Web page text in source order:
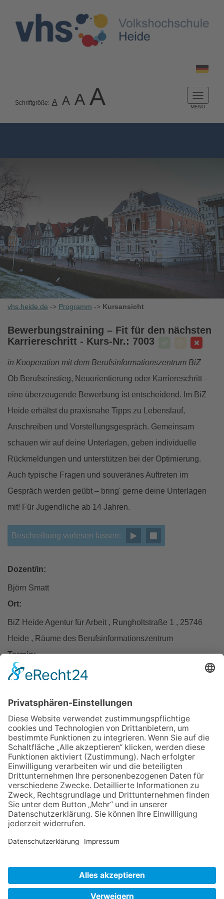
Schriftgröße: A A A A
vhs.heide.de -> Programm -> Kursansicht
Bewerbungstraining – Fit für den nächsten
Karriereschritt - Kurs-Nr.: 7003
in Kooperation mit dem Berufsinformationszentrum BiZ
Ob Berufseinstieg, Neuorientierung oder Karriereschritt –
eine überzeugende Bewerbung ist entscheidend. Im BiZ
Heide erhältst du praxisnahe Tipps zu Lebenslauf,
Anschreiben und Vorstellungsgespräch. Gemeinsam
schauen wir auf deine Unterlagen, geben individuelle
Rückmeldungen und unterstützen bei der Optimierung.
Auch typische Fragen und souveränes Auftreten im
Gespräch werden geübt – bring' gerne deine Unterlagen
mit! Für Jugendliche ab 14 Jahren.
Beschreibung vorlesen lassen:
Dozent/in:
Björn Smatt
Ort:
BiZ Heide Agentur für Arbeit , Rungholtstraße 1 , 25746
Heide , Räume des Berufsinformationszentrum
Termin:
Donnerstag, 19.02.2026 , 15:00 – 18:00 Uhr
Zurück
Impressum
Widerruf